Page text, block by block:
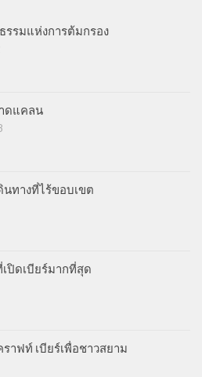
ธรรมแห่งการต้มกรอง
าดแคลน
ดินทางที่ไร้ขอบเขต
ดเบียร์มากที่สุด
ราฟท์ เบียร์เพื่อชาวสยาม